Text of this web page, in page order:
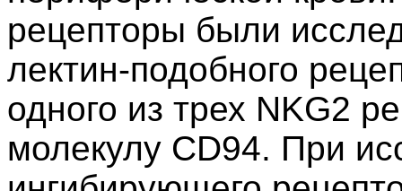
рецепторы были
лектин-подобного
одного из трех NKG2
молекулу CD94. При